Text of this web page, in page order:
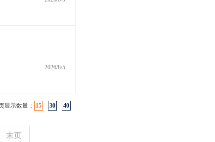
2026/8/5
显示数量： 15 30 40
末页